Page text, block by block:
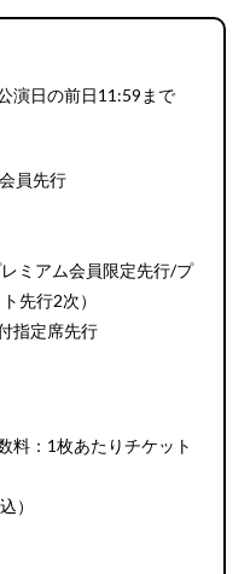
演日の前日11:59まで
員先行
ミアム会員限定先行/プ
先行2次）
指定席先行
料：1枚あたりチケット
）